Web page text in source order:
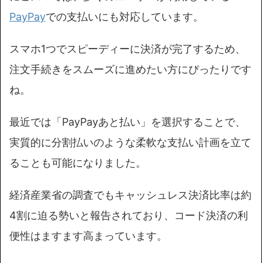
PayPayでの支払いにも対応しています。
スマホ1つでスピーディーに決済が完了するため、
注文手続きをスムーズに進めたい方にぴったりです
ね。
最近では「PayPayあと払い」を選択することで、
実質的に分割払いのような柔軟な支払い計画を立て
ることも可能になりました。
経済産業省の調査でもキャッシュレス決済比率は約
4割に迫る勢いと報告されており、コード決済の利
便性はますます高まっています。